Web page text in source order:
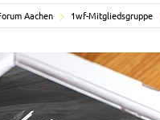
Aachen 1wf-Mitgliedsgruppe